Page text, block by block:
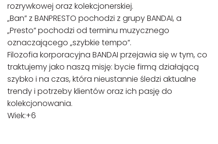
rozrywkowej oraz kolekcjonerskiej.
„Ban” z BANPRESTO pochodzi z grupy BANDAI, a
„Presto” pochodzi od terminu muzycznego
oznaczającego „szybkie tempo”.
Filozofia korporacyjna BANDAI przejawia się w tym, co
traktujemy jako naszą misję: bycie firmą działającą
szybko i na czas, która nieustannie śledzi aktualne
trendy i potrzeby klientów oraz ich pasję do
kolekcjonowania.
Wiek:+6